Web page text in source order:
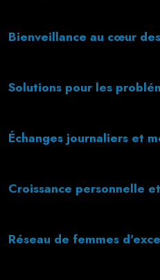
Bienveillance au cœur
Solutions pour les
Échanges journaliers et
Croissance personnelle
Réseau de femmes